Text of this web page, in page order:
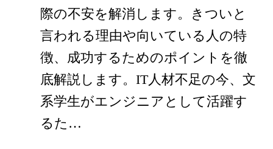
際の不安を解消します。きついと
言われる理由や向いている人の特
徴、成功するためのポイントを徹
底解説します。IT人材不足の今、文
系学生がエンジニアとして活躍す
るた…